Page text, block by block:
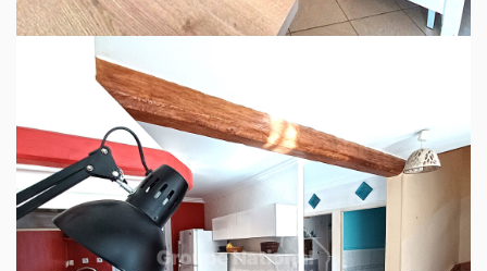
A proximité de toutes les commodités, coquet
pavillon d'environ 90 m² comprenant une entrée
menant à un lumineux salon-séjour, parfait pour
accueillir famille et amis,
une cuisine ouverte et équipée offrant un espace
fonctionnel et moderne pour préparer vos repas
avec un petit cellier pour le rangement, 3
chambres à l'étage, idéales pour accueillir votre
famille ou aménager un bureau.
Une terrasse ensoleillée, parfaite pour vos repas en